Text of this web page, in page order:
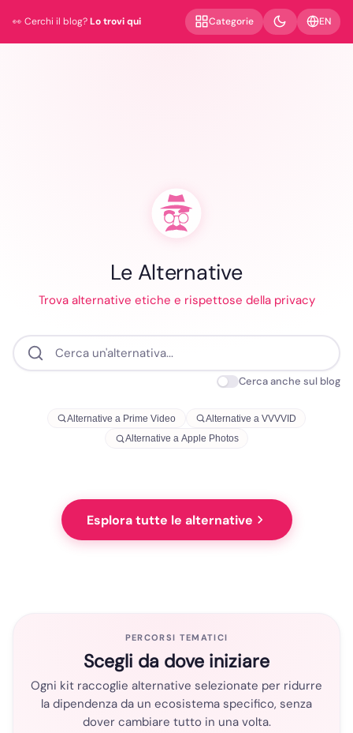
👀 Cerchi il blog? Lo trovi qui Categorie EN
Le Alternative
Trova alternative etiche e rispettose della privacy
Cerca anche sul blog
Alternative a Prime Video
Alternative a VVVVID
Alternative a Apple Photos
Esplora tutte le alternative
PERCORSI TEMATICI
Scegli da dove iniziare
Ogni kit raccoglie alternative selezionate per ridurre
la dipendenza da un ecosistema specifico, senza
dover cambiare tutto in una volta.